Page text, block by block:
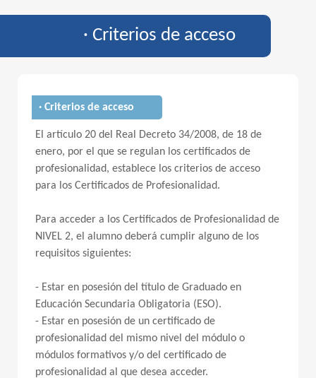
· Criterios de acceso
· Criterios de acceso
El artículo 20 del Real Decreto 34/2008, de 18 de
enero, por el que se regulan los certificados de
profesionalidad, establece los criterios de acceso
para los Certificados de Profesionalidad.
Para acceder a los Certificados de Profesionalidad de
NIVEL 2, el alumno deberá cumplir alguno de los
requisitos siguientes:
- Estar en posesión del título de Graduado en
Educación Secundaria Obligatoria (ESO).
- Estar en posesión de un certificado de
profesionalidad del mismo nivel del módulo o
módulos formativos y/o del certificado de
profesionalidad al que desea acceder.